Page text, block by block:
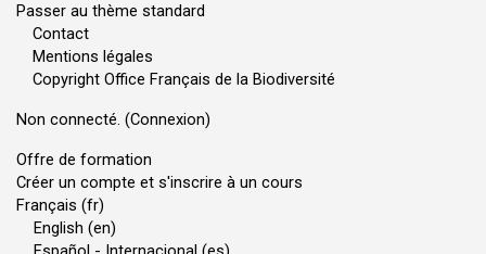
Passer au thème standard
Contact
Mentions légales
Copyright Office Français de la Biodiversité
Non connecté. (Connexion)
Offre de formation
Créer un compte et s'inscrire à un cours
Français ‎(fr)‎
English ‎(en)‎